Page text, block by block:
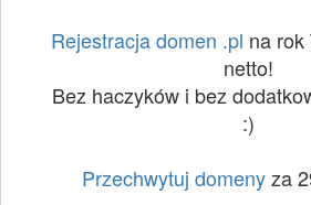
Rejestracja domen .pl na rok
netto!
Bez haczyków i bez
:)
Przechwytuj domenyza